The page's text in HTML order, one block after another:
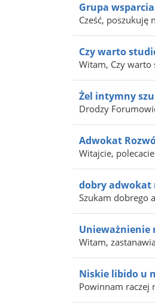
Grupa
Cześć, poszukuję
Czy warto
Witam, Czy warto
Żel intymny
Drodzy
Adwokat
Witajcie,
dobry adwokat
Szukam dobrego
Unieważnienie
Witam,
Niskie libido u
Powinnam raczej